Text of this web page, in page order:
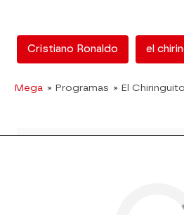
Cristiano Ronaldo el
Mega » Programas » El